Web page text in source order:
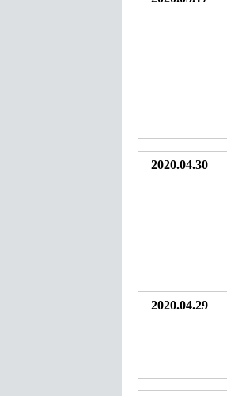
2020.04.30
2020.04.29